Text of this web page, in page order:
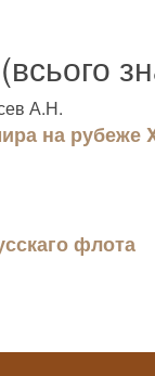
А.Н.
на рубеже
флота